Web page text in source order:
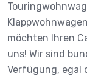
möchten Ihren
uns! Wir sind
Verfügung, egal